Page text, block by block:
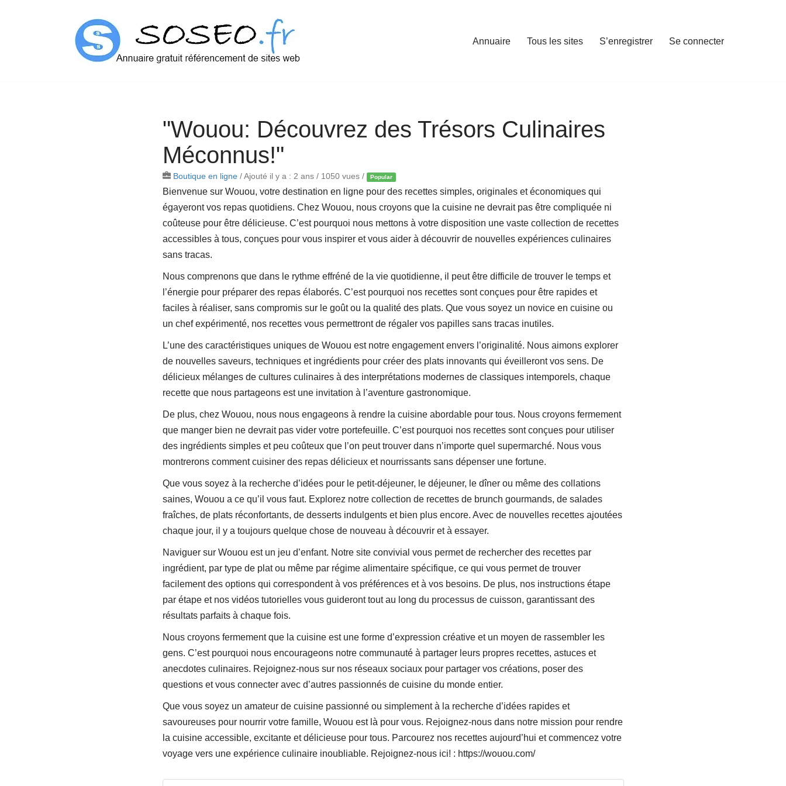
Annuaire Tous les sites S’enregistrer Se connecter
"Wouou: Découvrez des Trésors Culinaires
Méconnus!"
Boutique en ligne/ Ajouté il y a : 2 ans/ 1050 vues / Popular
Bienvenue sur Wouou, votre destination en ligne pour des recettes simples, originales et économiques qui
égayeront vos repas quotidiens. Chez Wouou, nous croyons que la cuisine ne devrait pas être compliquée ni
coûteuse pour être délicieuse. C’est pourquoi nous mettons à votre disposition une vaste collection de recettes
accessibles à tous, conçues pour vous inspirer et vous aider à découvrir de nouvelles expériences culinaires
sans tracas.
Nous comprenons que dans le rythme effréné de la vie quotidienne, il peut être difficile de trouver le temps et
l’énergie pour préparer des repas élaborés. C’est pourquoi nos recettes sont conçues pour être rapides et
faciles à réaliser, sans compromis sur le goût ou la qualité des plats. Que vous soyez un novice en cuisine ou
un chef expérimenté, nos recettes vous permettront de régaler vos papilles sans tracas inutiles.
L’une des caractéristiques uniques de Wouou est notre engagement envers l’originalité. Nous aimons explorer
de nouvelles saveurs, techniques et ingrédients pour créer des plats innovants qui éveilleront vos sens. De
délicieux mélanges de cultures culinaires à des interprétations modernes de classiques intemporels, chaque
recette que nous partageons est une invitation à l’aventure gastronomique.
De plus, chez Wouou, nous nous engageons à rendre la cuisine abordable pour tous. Nous croyons fermement
que manger bien ne devrait pas vider votre portefeuille. C’est pourquoi nos recettes sont conçues pour utiliser
des ingrédients simples et peu coûteux que l’on peut trouver dans n’importe quel supermarché. Nous vous
montrerons comment cuisiner des repas délicieux et nourrissants sans dépenser une fortune.
Que vous soyez à la recherche d’idées pour le petit-déjeuner, le déjeuner, le dîner ou même des collations
saines, Wouou a ce qu’il vous faut. Explorez notre collection de recettes de brunch gourmands, de salades
fraîches, de plats réconfortants, de desserts indulgents et bien plus encore. Avec de nouvelles recettes ajoutées
chaque jour, il y a toujours quelque chose de nouveau à découvrir et à essayer.
Naviguer sur Wouou est un jeu d’enfant. Notre site convivial vous permet de rechercher des recettes par
ingrédient, par type de plat ou même par régime alimentaire spécifique, ce qui vous permet de trouver
facilement des options qui correspondent à vos préférences et à vos besoins. De plus, nos instructions étape
par étape et nos vidéos tutorielles vous guideront tout au long du processus de cuisson, garantissant des
résultats parfaits à chaque fois.
Nous croyons fermement que la cuisine est une forme d’expression créative et un moyen de rassembler les
gens. C’est pourquoi nous encourageons notre communauté à partager leurs propres recettes, astuces et
anecdotes culinaires. Rejoignez-nous sur nos réseaux sociaux pour partager vos créations, poser des
questions et vous connecter avec d’autres passionnés de cuisine du monde entier.
Que vous soyez un amateur de cuisine passionné ou simplement à la recherche d’idées rapides et
savoureuses pour nourrir votre famille, Wouou est là pour vous. Rejoignez-nous dans notre mission pour rendre
la cuisine accessible, excitante et délicieuse pour tous. Parcourez nos recettes aujourd’hui et commencez votre
voyage vers une expérience culinaire inoubliable. Rejoignez-nous ici! : https://wouou.com/